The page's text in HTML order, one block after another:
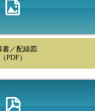
書／配線図
（PDF）